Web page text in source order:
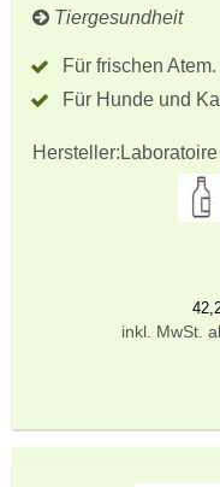
Tiergesundheit
Für frischen Atem.
Für Hunde und
Hersteller:
inkl. MwSt.